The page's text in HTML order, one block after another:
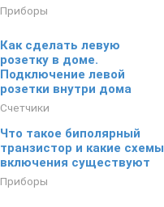
Приборы
Как сделать левую
розетку в доме.
Подключение левой
розетки внутри дома
Счетчики
Что такое биполярный
транзистор и какие схемы
включения существуют
Приборы